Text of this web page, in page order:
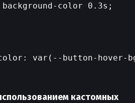
color 0.3s;
var(--button-hover-
кастомных